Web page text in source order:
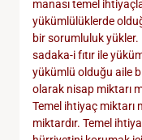
manası temel
yükümlülüklerde
bir sorumluluk
sadaka-i fıtır ile
yükümlü olduğu aile
olarak nisap miktarı
Temel ihtiyaç miktarı
miktardır. Temel